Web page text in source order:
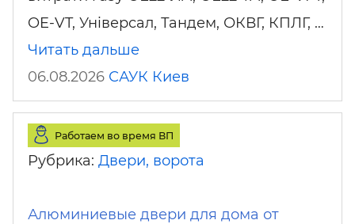
OE-VT, Універсал, Тандем, ОКВГ, КПЛГ, …
Читать дальше
06.08.2026 САУК Киев
Работаем во время ВП
Рубрика: Двери, ворота
Алюминиевые двери для дома от